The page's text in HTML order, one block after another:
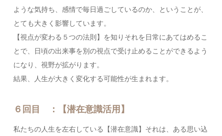
ような気持ち、感情で毎日過ごしているのか、ということが、
とても大きく影響しています。
【視点が変わる５つの法則】を知りそれを日常にあてはめるこ
とで、日頃の出来事を別の視点で受け止めることができるよう
になり、視野が拡がります。
結果、人生が大きく変化する可能性が生まれます。
６回目 ：【潜在意識活用】
私たちの人生を左右している【潜在意識】それは、ある思い込